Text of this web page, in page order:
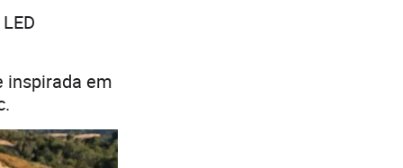
inspirada em